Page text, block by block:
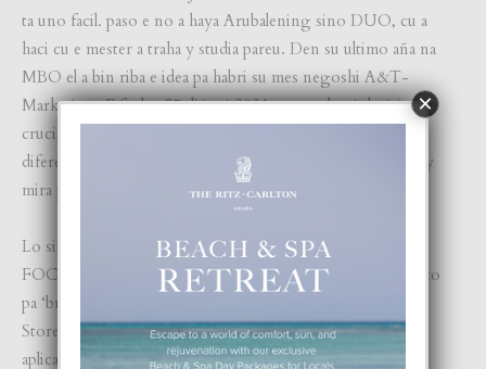
ta uno facil. paso e no a haya Arubalening sino DUO, cu a
haci cu e mester a traha y studia pareu. Den su ultimo aña na
MBO el a bin riba e idea pa habri su mes negoshi A&T-
Marketing. E fecha, 25 di juni 2021, ta uno hopi decisivo y
crucial pa loke ta trata futuro di pais Aruba. Focus a acerca
diferente votado, pa haya un bista loke comunidad ta sinti y
mira pa e proximo eleccion.
Lo sigui elabora den un siguiente post riba e contenido di
FOCUS Digital Magazine di juni, cu ta un experencia unico
pa ‘browse’ y lesa e revista. E ta acesibel ‘gratis’ via Apple
Store of Android Google Play Store, cu por download e
aplicacion riba un smartphone of tablet.
×